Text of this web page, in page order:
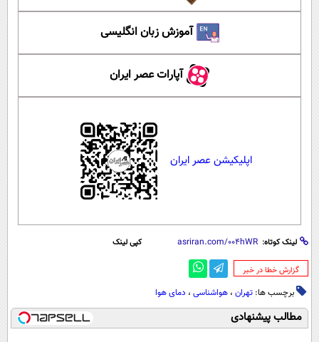
آموزش زبان انگلیسی
آپارات عصر ایران
اپلیکیشن عصر ایران
لینک کوتاه: کپی لینک
‌گزارش خطا در خبر
برچسب ها: تهران ، هواشناسی ، دمای هوا
مطالب پیشنهادی